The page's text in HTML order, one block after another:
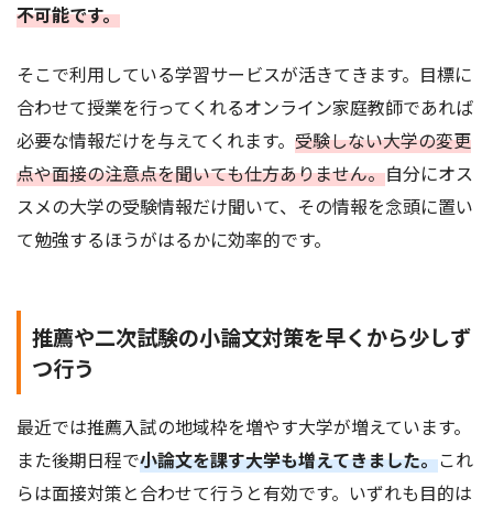
不可能です。
そこで利用している学習サービスが活きてきます。目標に
合わせて授業を行ってくれるオンライン家庭教師であれば
必要な情報だけを与えてくれます。 受験しない大学の変更
点や面接の注意点を聞いても仕方ありません。自分にオス
スメの大学の受験情報だけ聞いて、その情報を念頭に置い
て勉強するほうがはるかに効率的です。
推薦や二次試験の小論文対策を早くから少しず
つ行う
最近では推薦入試の地域枠を増やす大学が増えています。
また後期日程で小論文を課す大学も増えてきました。これ
らは面接対策と合わせて行うと有効です。いずれも目的は